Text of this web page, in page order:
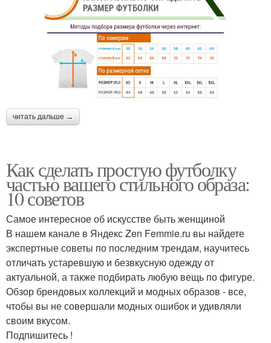
читать дальше →
Как сделать простую футболку
частью вашего стильного образа:
10 советов
Самое интересное об искусстве быть женщиной
В нашем канале в Яндекс Zen Femmie.ru вы найдете
экспертные советы по последним трендам, научитесь
отличать устаревшую и безвкусную одежду от
актуальной, а также подбирать любую вещь по фигуре.
Обзор брендовых коллекций и модных образов - все,
чтобы вы не совершали модных ошибок и удивляли
своим вкусом.
Подпишитесь !